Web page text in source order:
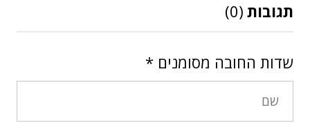
תגובות (0)
שדות החובה מסומנים *